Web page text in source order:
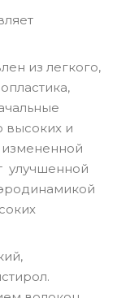
из легкого,
высоких и
измененной
улучшенной